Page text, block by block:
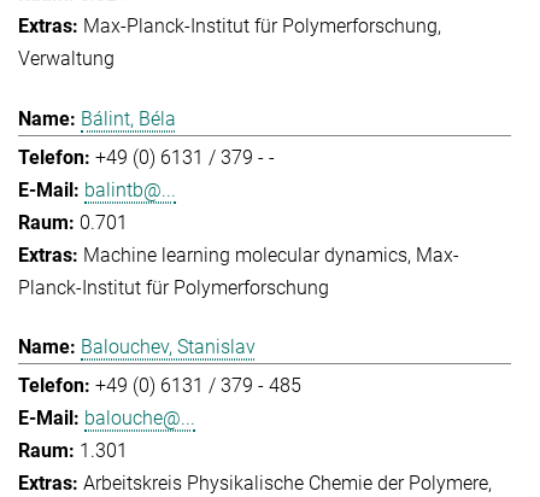
Max-Planck-Institut für Polymerforschung
Verwaltung
Bálint, Béla
+49 (0) 6131 / 379 - -
balintb@...
0.701
Machine learning molecular dynamics Max-
Planck-Institut für Polymerforschung
Balouchev, Stanislav
+49 (0) 6131 / 379 - 485
balouche@...
1.301
Arbeitskreis Physikalische Chemie der Polymere